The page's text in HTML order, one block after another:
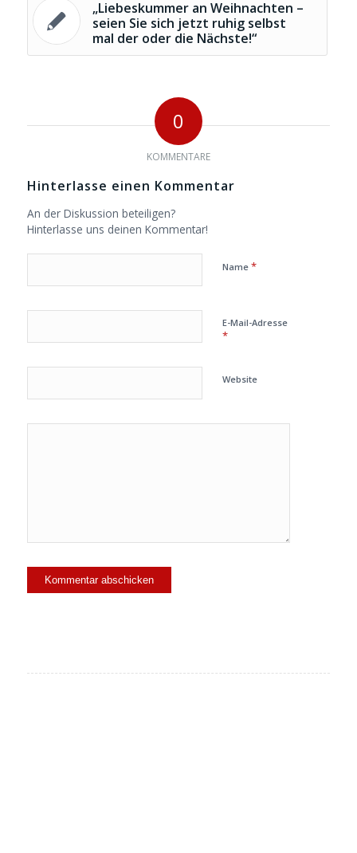
„Liebeskummer an Weihnachten –
seien Sie sich jetzt ruhig selbst
mal der oder die Nächste!“
0
KOMMENTARE
Hinterlasse einen Kommentar
An der Diskussion beteiligen?
Hinterlasse uns deinen Kommentar!
Name *
E-Mail-Adresse
*
Website